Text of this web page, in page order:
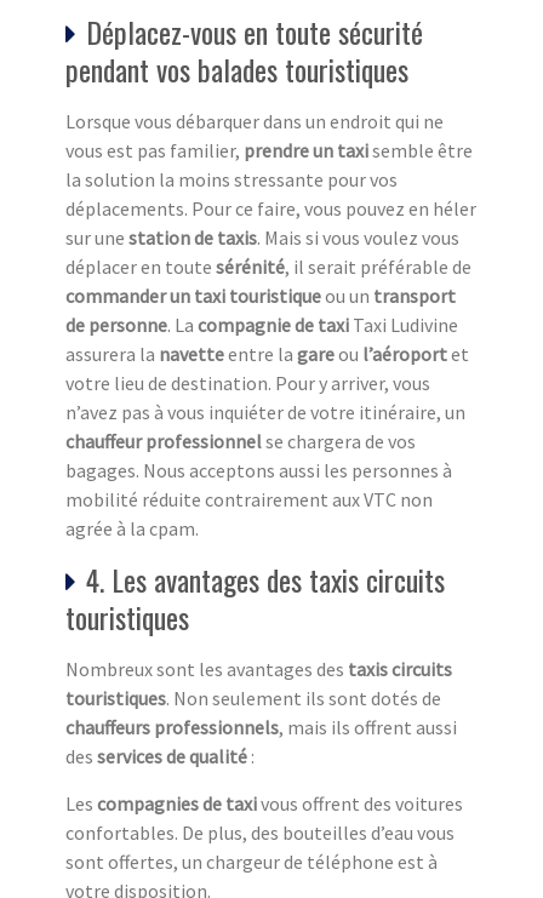
Déplacez-vous en toute sécurité
pendant vos balades touristiques
Lorsque vous débarquer dans un endroit qui ne
vous est pas familier, prendre un taxisemble être
la solution la moins stressante pour vos
déplacements. Pour ce faire, vous pouvez en héler
sur une station de taxis. Mais si vous voulez vous
déplacer en toute sérénité, il serait préférable de
commander un taxi touristiqueou un transport
de personne. La compagnie de taxi Taxi Ludivine
assurera la navetteentre la gareou l’aéroportet
votre lieu de destination. Pour y arriver, vous
n’avez pas à vous inquiéter de votre itinéraire, un
chauffeur professionnelse chargera de vos
bagages. Nous acceptons aussi les personnes à
mobilité réduite contrairement aux VTC non
agrée à la cpam.
4. Les avantages des taxis circuits
touristiques
Nombreux sont les avantages des taxis circuits
touristiques. Non seulement ils sont dotés de
chauffeurs professionnels, mais ils offrent aussi
des services de qualité :
Les compagnies de taxivous offrent des voitures
confortables. De plus, des bouteilles d’eau vous
sont offertes, un chargeur de téléphone est à
votre disposition.